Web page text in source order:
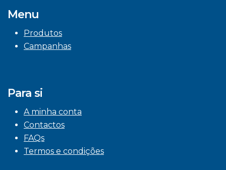
Menu
Produtos
Campanhas
Para si
A minha conta
Contactos
FAQs
Termos e condições